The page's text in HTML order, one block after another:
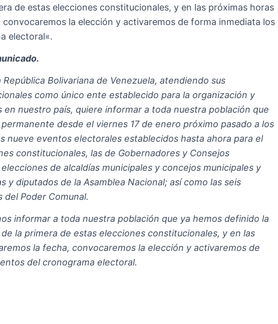
de estas elecciones constitucionales, y en las próximas horas
convocaremos la elección y activaremos de forma inmediata los
electoral«.
República Bolivariana de Venezuela, atendiendo sus
como único ente establecido para la organización y
en nuestro país, quiere informar a toda nuestra población que
desde el viernes 17 de enero próximo pasado a los
nueve eventos electorales establecidos hasta ahora para el
constitucionales, las de Gobernadores y Consejos
de alcaldías municipales y concejos municipales y
y diputados de la Asamblea Nacional; así como las seis
Poder Comunal.
informar a toda nuestra población que ya hemos definido la
la primera de estas elecciones constitucionales, y en las
la fecha, convocaremos la elección y activaremos de
del cronograma electoral.